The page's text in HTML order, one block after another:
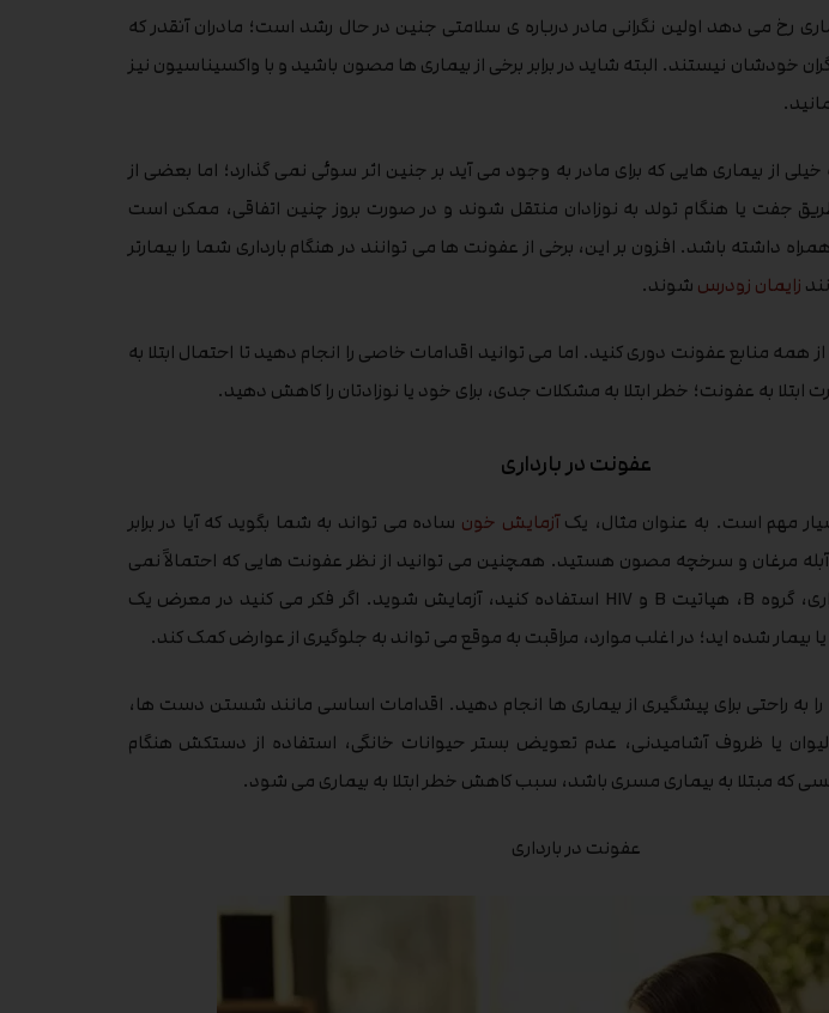
رخ می دهد اولین نگرانی مادر درباره ی سلامتی جنین در حال رشد است؛ مادران آنقدر که
خودشان نیستند. البته شاید در برابر برخی از بیماری ها مصون باشید و با واکسیناسیون نیز
از بیماری هایی که برای مادر به وجود می آید بر جنین اثر سوئی نمی گذارد؛ اما بعضی از
جفت یا هنگام تولد به نوزادان منتقل شوند و در صورت بروز چنین اتفاقی، ممکن است
داشته باشد. افزون بر این، برخی از عفونت ها می توانند در هنگام بارداری شما را بیمارتر
زایمان زودرس شوند.
همه منابع عفونت دوری کنید. اما می توانید اقدامات خاصی را انجام دهید تا احتمال ابتلا به
ابتلا به عفونت؛ خطر ابتلا به مشکلات جدی، برای خود یا نوزادتان را کاهش دهید.
عفونت در بارداری
مهم است. به عنوان مثال، یکآزمایش خون ساده می تواند به شما بگوید که آیا در برابر
مرغان و سرخچه مصون هستید. همچنین می توانید از نظر عفونت هایی که احتمالاً نمی
دانید از جمله عفونت ادراری، گروه B، هپاتیت B و HIV استفاده کنید، آزمایش شوید. اگر فکر می کنید در معرض یک
بیمار شده اید؛ در اغلب موارد، مراقبت به موقع می تواند به جلوگیری از عوارض کمک کند.
را به راحتی برای پیشگیری از بیماری ها انجام دهید. اقدامات اساسی مانند شستن دست ها،
یا ظروف آشامیدنی، عدم تعویض بستر حیوانات خانگی، استفاده از دستکش هنگام
کسی که مبتلا به بیماری مسری باشد، سبب کاهش خطر ابتلا به بیماری می شود.
عفونت در بارداری